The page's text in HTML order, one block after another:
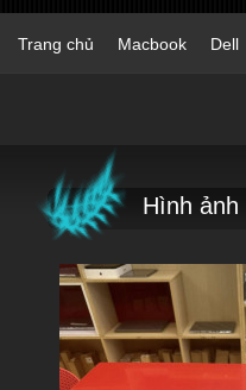
Trang chủ Macbook Dell
Hình ảnh